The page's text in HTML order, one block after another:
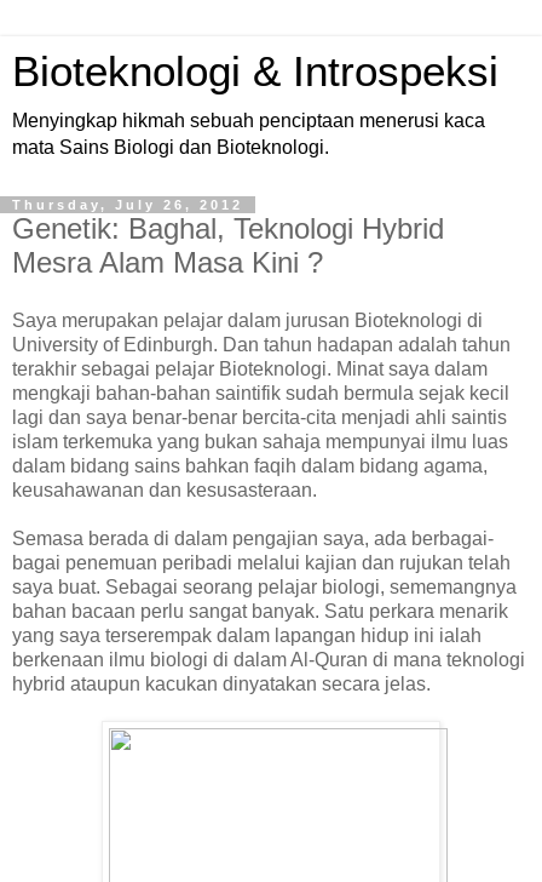
Bioteknologi & Introspeksi
Menyingkap hikmah sebuah penciptaan menerusi kaca
mata Sains Biologi dan Bioteknologi.
Thursday, July 26, 2012
Genetik: Baghal, Teknologi Hybrid
Mesra Alam Masa Kini ?
Saya merupakan pelajar dalam jurusan Bioteknologi di
University of Edinburgh. Dan tahun hadapan adalah tahun
terakhir sebagai pelajar Bioteknologi. Minat saya dalam
mengkaji bahan-bahan saintifik sudah bermula sejak kecil
lagi dan saya benar-benar bercita-cita menjadi ahli saintis
islam terkemuka yang bukan sahaja mempunyai ilmu luas
dalam bidang sains bahkan faqih dalam bidang agama,
keusahawanan dan kesusasteraan.
Semasa berada di dalam pengajian saya, ada berbagai-
bagai penemuan peribadi melalui kajian dan rujukan telah
saya buat. Sebagai seorang pelajar biologi, sememangnya
bahan bacaan perlu sangat banyak. Satu perkara menarik
yang saya terserempak dalam lapangan hidup ini ialah
berkenaan ilmu biologi di dalam Al-Quran di mana teknologi
hybrid ataupun kacukan dinyatakan secara jelas.